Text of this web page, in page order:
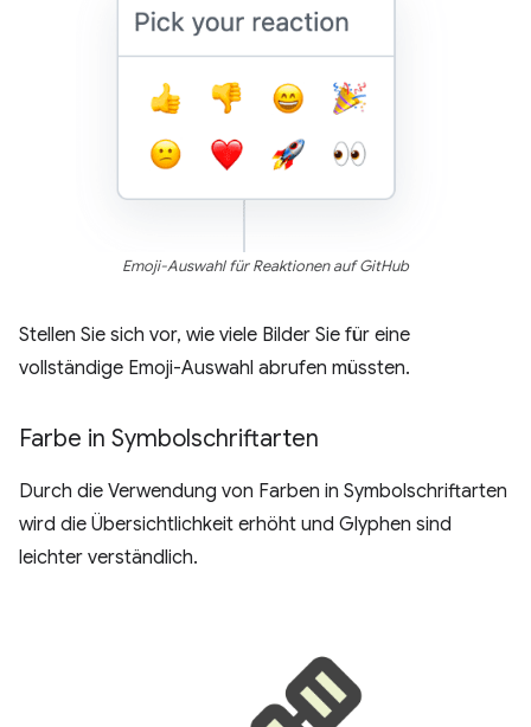
Emoji-Auswahl für Reaktionen auf GitHub
Stellen Sie sich vor, wie viele Bilder Sie für eine
vollständige Emoji-Auswahl abrufen müssten.
Farbe in Symbolschriftarten
Durch die Verwendung von Farben in Symbolschriftarten
wird die Übersichtlichkeit erhöht und Glyphen sind
leichter verständlich.